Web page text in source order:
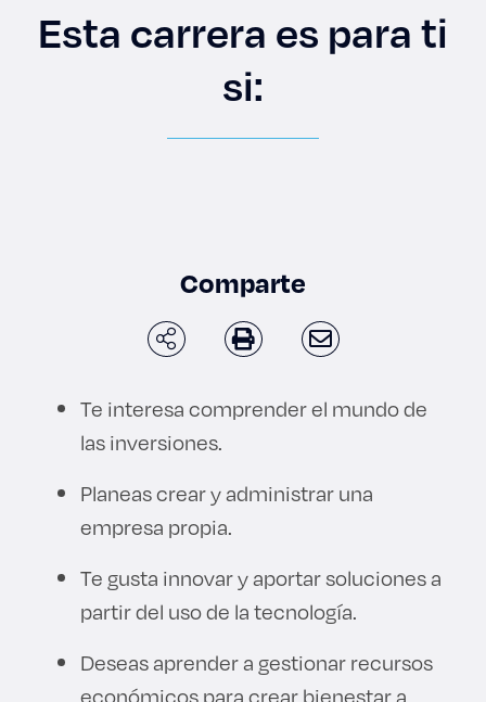
Aspirantes
Lo más buscado
Carreras
Prepa ITESO
Sustentabilidad
Esta carrera es para ti
si:
Comparte
Te interesa comprender el mundo de
las inversiones.
Planeas crear y administrar una
empresa propia.
Te gusta innovar y aportar soluciones a
partir del uso de la tecnología.
Deseas aprender a gestionar recursos